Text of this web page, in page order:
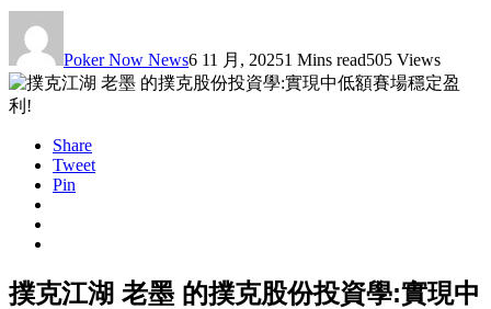
Poker Now News6 11 月, 20251 Mins read505 Views
Share
Tweet
Pin
撲克江湖 老墨 的撲克股份投資學:實現中